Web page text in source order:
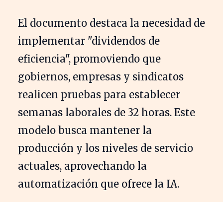
El documento destaca la necesidad de
implementar "dividendos de
eficiencia", promoviendo que
gobiernos, empresas y sindicatos
realicen pruebas para establecer
semanas laborales de 32 horas. Este
modelo busca mantener la
producción y los niveles de servicio
actuales, aprovechando la
automatización que ofrece la IA.